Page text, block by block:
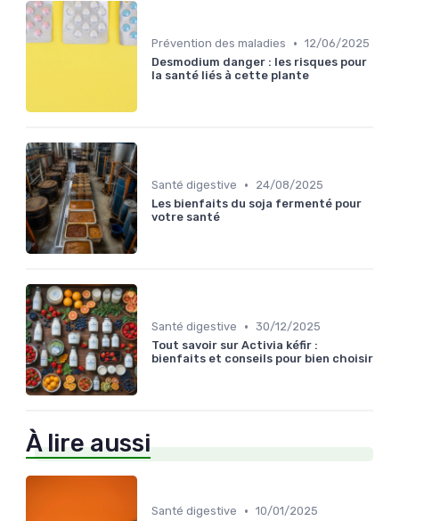
Prévention des maladies • 12/06/2025
Desmodium danger : les risques pour
la santé liés à cette plante
Santé digestive •
24/08/2025
Les bienfaits du soja fermenté pour
votre santé
Santé digestive • 30/12/2025
Tout savoir sur Activia kéfir :
bienfaits et conseils pour bien choisir
À lire aussi
Santé digestive • 10/01/2025